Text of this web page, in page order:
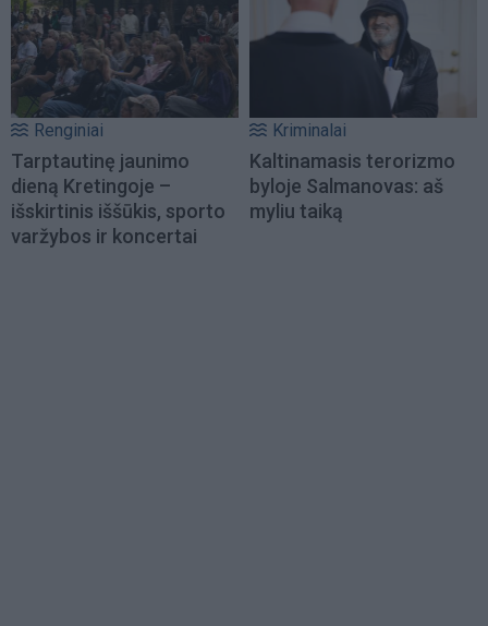
Renginiai
Tarptautinę jaunimo
dieną Kretingoje –
išskirtinis iššūkis, sporto
varžybos ir koncertai
Kriminalai
Kaltinamasis terorizmo
byloje Salmanovas: aš
myliu taiką